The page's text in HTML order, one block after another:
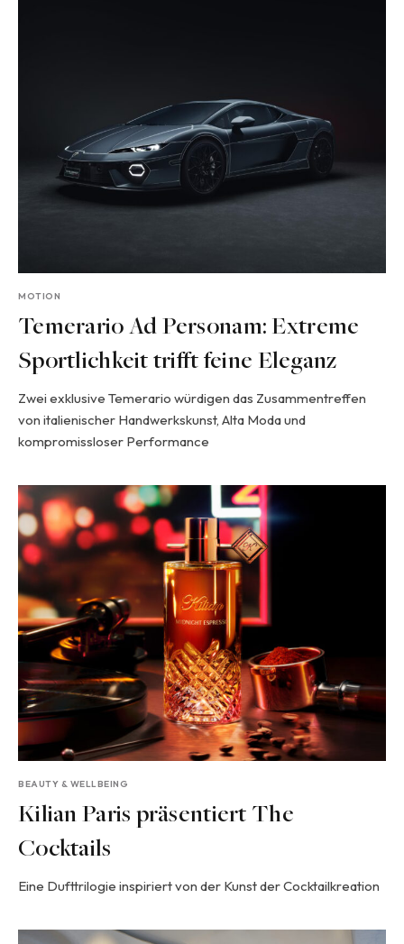
MOTION
Temerario Ad Personam: Extreme
Sportlichkeit trifft feine Eleganz
Zwei exklusive Temerario würdigen das Zusammentreffen
von italienischer Handwerkskunst, Alta Moda und
kompromissloser Performance
BEAUTY & WELLBEING
Kilian Paris präsentiert The
Cocktails
Eine Dufttrilogie inspiriert von der Kunst der Cocktailkreation